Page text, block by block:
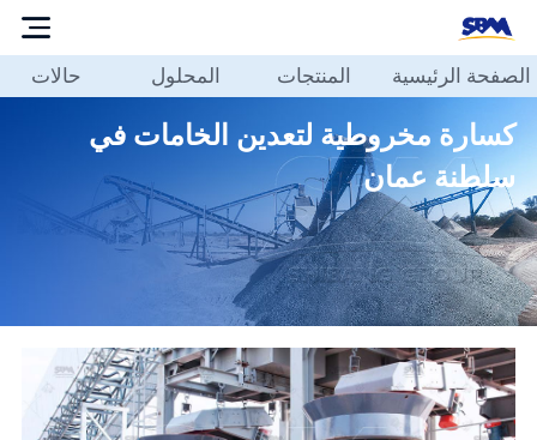
الصفحة
الرئيسية
المنتجات
المحلول
حالات
مدونة
حولنا
الاتصال
بنا
الصفحة الرئيسية المنتجات المحلول حالات
كسارة مخروطية لتعدين الخامات في
سلطنة عمان